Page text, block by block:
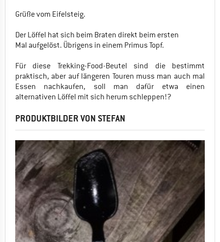
Grüße vom Eifelsteig.
Der Löffel hat sich beim Braten direkt beim ersten
Mal aufgelöst. Übrigens in einem Primus Topf.
Für diese Trekking-Food-Beutel sind die bestimmt
praktisch, aber auf längeren Touren muss man auch mal
Essen nachkaufen, soll man dafür etwa einen
alternativen Löffel mit sich herum schleppen!?
PRODUKTBILDER VON STEFAN